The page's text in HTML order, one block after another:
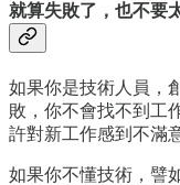
就算失敗了，也不要
如果你是技術人員，
敗，你不會找不到工
許對新工作感到不滿
如果你不懂技術，譬